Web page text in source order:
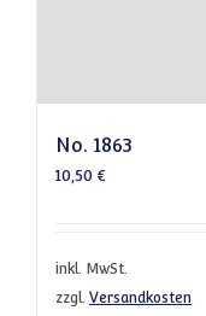
No. 1863
10,50 €
inkl. MwSt.
zzgl. Versandkosten